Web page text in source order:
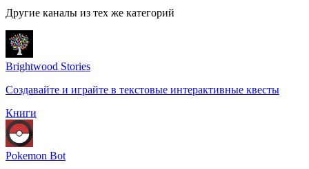
Другие каналы из тех же категорий
Brightwood Stories
Создавайте и играйте в текстовые интерактивные квесты
Книги
Pokemon Bot